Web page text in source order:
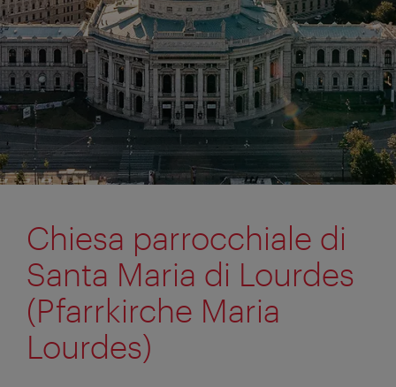
Chiesa parrocchiale di
Santa Maria di Lourdes
(Pfarrkirche Maria
Lourdes)